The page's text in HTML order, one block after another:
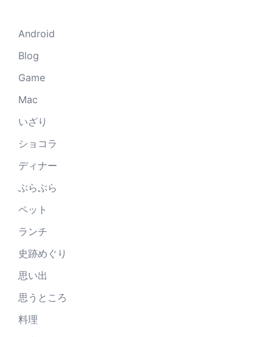
Android
Blog
Game
Mac
いざり
ショコラ
ディナー
ぶらぶら
ペット
ランチ
史跡めぐり
思い出
思うところ
料理